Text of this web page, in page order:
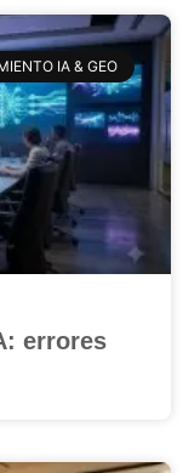
IA & GEO
errores